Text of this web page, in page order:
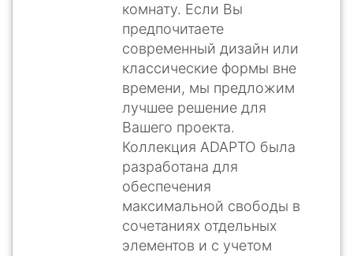
комнату. Если Вы
предпочитаете
современный дизайн или
классические формы вне
времени, мы предложим
лучшее решение для
Вашего проекта.
Коллекция ADAPTO была
разработана для
обеспечения
максимальной свободы в
сочетаниях отдельных
элементов и с учетом